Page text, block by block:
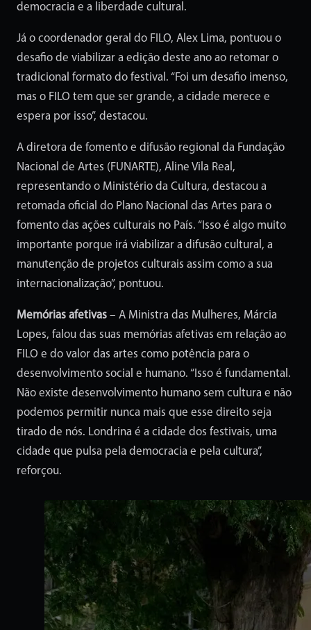
democracia e a liberdade cultural.
Já o coordenador geral do FILO, Alex Lima, pontuou o
desafio de viabilizar a edição deste ano ao retomar o
tradicional formato do festival. “Foi um desafio imenso,
mas o FILO tem que ser grande, a cidade merece e
espera por isso”, destacou.
A diretora de fomento e difusão regional da Fundação
Nacional de Artes (FUNARTE), Aline Vila Real,
representando o Ministério da Cultura, destacou a
retomada oficial do Plano Nacional das Artes para o
fomento das ações culturais no País. “Isso é algo muito
importante porque irá viabilizar a difusão cultural, a
manutenção de projetos culturais assim como a sua
internacionalização”, pontuou.
Memórias afetivas – A Ministra das Mulheres, Márcia
Lopes, falou das suas memórias afetivas em relação ao
FILO e do valor das artes como potência para o
desenvolvimento social e humano. “Isso é fundamental.
Não existe desenvolvimento humano sem cultura e não
podemos permitir nunca mais que esse direito seja
tirado de nós. Londrina é a cidade dos festivais, uma
cidade que pulsa pela democracia e pela cultura”,
reforçou.